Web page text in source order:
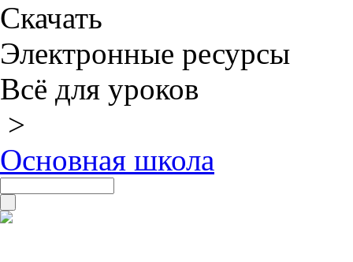
Скачать
Электронные ресурсы
Всё для уроков
>
Основная школа